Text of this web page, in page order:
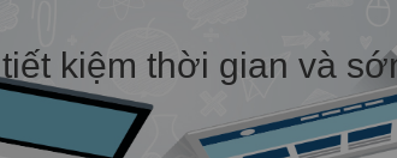
kiệm thời gian và